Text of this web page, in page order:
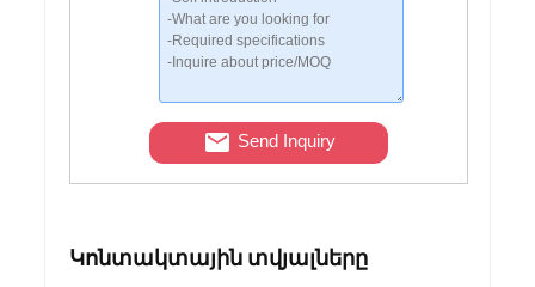
Send Inquiry
Կոնտակտային տվյալները